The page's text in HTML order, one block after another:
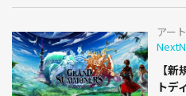
アー
【
トデ